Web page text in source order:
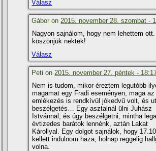
Válasz
Gábor on 2015. november 28. szombat -
Nagyon sajnálom, hogy nem lehettem
köszönjük nektek!
Válasz
Peti on 2015. november 27. péntek -
Nem is tudom, mikor éreztem legutóbb
magamat egy Fradi eseményen, maga az
emlékezés is rendkí­vül jókedvű volt, és
beszélgetés… Egy asztalnál ülni Juhász
Istvánnal, és úgy beszélgetni, mintha
évtizedes barátok lennénk, aztán Lakat
Károllyal. Egy dolgot sajnálok, hogy
kellett indulnom haza, holnap reggelig
volna.